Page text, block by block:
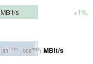
MBit/s +1%
(851min - 908max) MBit/s